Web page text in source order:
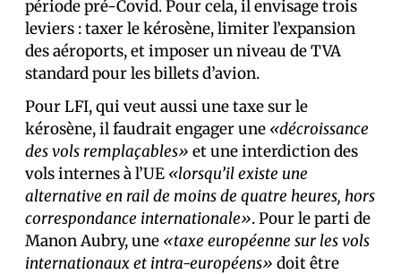
période pré-Covid. Pour cela, il envisage trois
leviers : taxer le kérosène, limiter l’expansion
des aéroports, et imposer un niveau de TVA
standard pour les billets d’avion.
Pour LFI, qui veut aussi une taxe sur le
kérosène, il faudrait engager une «décroissance
des vols remplaçables» et une interdiction des
vols internes à l’UE «lorsqu’il existe une
alternative en rail de moins de quatre heures, hors
correspondance internationale». Pour le parti de
Manon Aubry, une «taxe européenne sur les vols
internationaux et intra-européens» doit être